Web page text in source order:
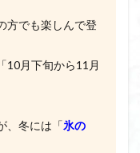
方でも楽しんで登
10月下旬から11月
、冬には「氷の